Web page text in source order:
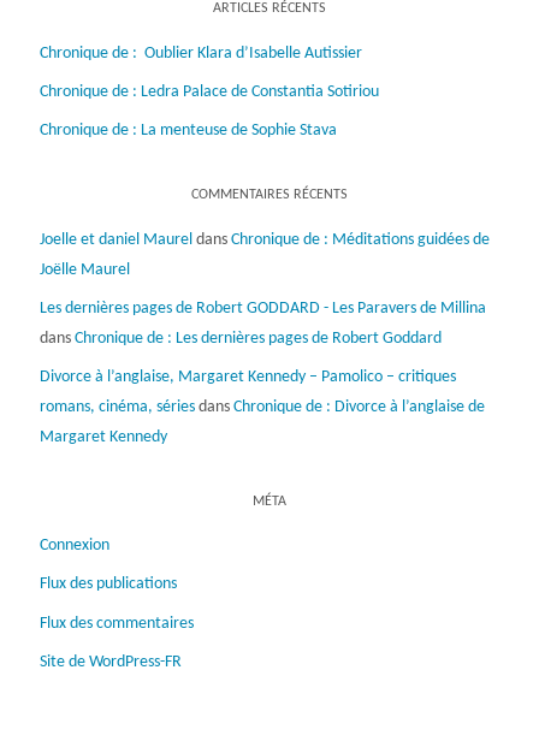
ARTICLES RÉCENTS
Chronique de : Oublier Klara d’Isabelle Autissier
Chronique de : Ledra Palace de Constantia Sotiriou
Chronique de : La menteuse de Sophie Stava
COMMENTAIRES RÉCENTS
Joelle et daniel Maurel dans Chronique de : Méditations guidées de
Joëlle Maurel
Les dernières pages de Robert GODDARD - Les Paravers de Millina
dans Chronique de : Les dernières pages de Robert Goddard
Divorce à l’anglaise, Margaret Kennedy – Pamolico – critiques
romans, cinéma, sériesdans Chronique de : Divorce à l’anglaise de
Margaret Kennedy
MÉTA
Connexion
Flux des publications
Flux des commentaires
Site de WordPress-FR